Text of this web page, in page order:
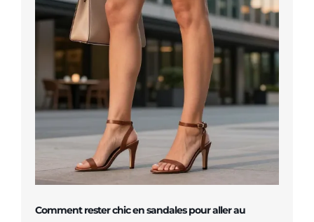
Comment rester chic en sandales pour aller au